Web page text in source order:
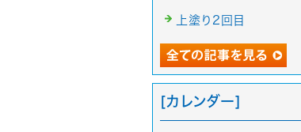
上塗り2回目
[カレンダー]